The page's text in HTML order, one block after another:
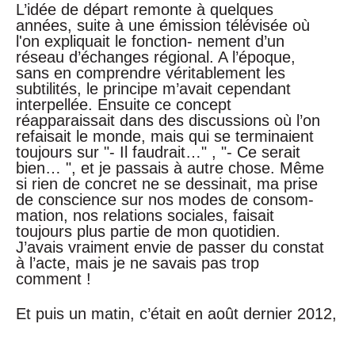
L’idée de départ remonte à quelques
années, suite à une émission télévisée où
l'on expliquait le fonction- nement d’un
réseau d’échanges régional. A l’époque,
sans en comprendre véritablement les
subtilités, le principe m’avait cependant
interpellée. Ensuite ce concept
réapparaissait dans des discussions où l’on
refaisait le monde, mais qui se terminaient
toujours sur "- Il faudrait…" , "- Ce serait
bien… ", et je passais à autre chose. Même
si rien de concret ne se dessinait, ma prise
de conscience sur nos modes de consom-
mation, nos relations sociales, faisait
toujours plus partie de mon quotidien.
J’avais vraiment envie de passer du constat
à l’acte, mais je ne savais pas trop
comment !
Et puis un matin, c’était en août dernier 2012,